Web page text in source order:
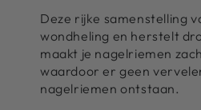
Deze rijke samenstelling
wondheling en herstelt
maakt je nagelriemen
waardoor er geen
nagelriemen ontstaan.